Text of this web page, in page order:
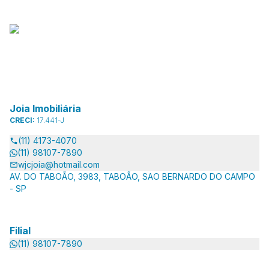
Joia Imobiliária
CRECI: 17.441-J
(11) 4173-4070
(11) 98107-7890
wjcjoia@hotmail.com
AV. DO TABOÃO, 3983, TABOÃO, SAO BERNARDO DO CAMPO
- SP
Filial
(11) 98107-7890